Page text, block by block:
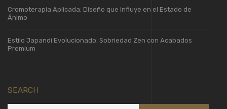
Cromoterapia Aplicada: Diseño que Influye en el Estado de
Ánimo
Estilo Japandi Evolucionado: Sobriedad Zen con Acabados
Premium
SEARCH